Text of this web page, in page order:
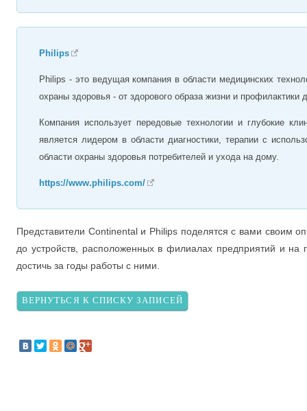
Philips
Philips - это ведущая компания в области медицинских
охраны здоровья - от здорового образа жизни и
Компания использует передовые технологии и глубокие
является лидером в области диагностики, терапии с
области охраны здоровья потребителей и ухода на дому.
https://www.philips.com/
Представители Continental и Philips поделятся с вами своим
до устройств, расположенных в филиалах предприятий и на
достичь за годы работы с ними.
ВЕРНУТЬСЯ К СПИСКУ ЗАПИСЕЙ